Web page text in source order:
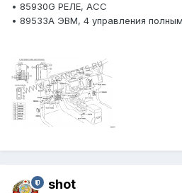
• 85930G РЕЛЕ, ACC
• 89533A ЭВМ, 4 управления
shot